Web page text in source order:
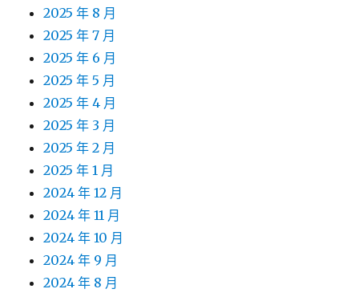
2025 年 8 月
2025 年 7 月
2025 年 6 月
2025 年 5 月
2025 年 4 月
2025 年 3 月
2025 年 2 月
2025 年 1 月
2024 年 12 月
2024 年 11 月
2024 年 10 月
2024 年 9 月
2024 年 8 月